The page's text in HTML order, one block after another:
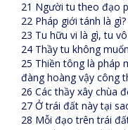
21 Người tu theo đạo
22 Pháp giới tánh là gì?
23 Tu hữu vi là gì, tu
24 Thầy tu không
25 Thiền tông là pháp
đàng hoàng vậy công
26 Các thầy xây chùa
27 Ở trái đất này tại
28 Mỗi đạo trên trái